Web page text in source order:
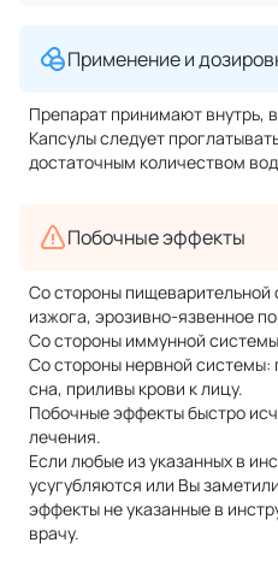
Применение и
Препарат принимают внутрь,
Капсулы следует
достаточным количеством
Побочные эффекты
Со стороны пищеварительной
изжога, эрозивно-язвенное
Со стороны иммунной
Со стороны нервной системы:
сна, приливы крови к лицу.
Побочные эффекты быстро
лечения.
Если любые из указанных в
усугубляются или Вы
эффекты не указанные в
врачу.